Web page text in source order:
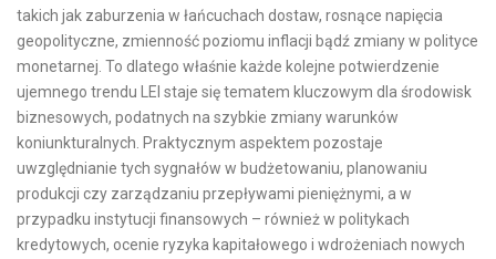
takich jak zaburzenia w łańcuchach dostaw, rosnące napięcia
geopolityczne, zmienność poziomu inflacji bądź zmiany w polityce
monetarnej. To dlatego właśnie każde kolejne potwierdzenie
ujemnego trendu LEI staje się tematem kluczowym dla środowisk
biznesowych, podatnych na szybkie zmiany warunków
koniunkturalnych. Praktycznym aspektem pozostaje
uwzględnianie tych sygnałów w budżetowaniu, planowaniu
produkcji czy zarządzaniu przepływami pieniężnymi, a w
przypadku instytucji finansowych – również w politykach
kredytowych, ocenie ryzyka kapitałowego i wdrożeniach nowych